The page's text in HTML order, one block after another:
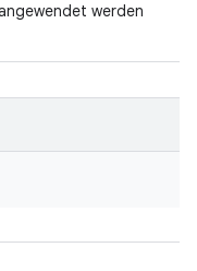
werden